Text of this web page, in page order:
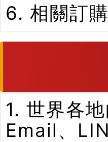
6. 相關訂
1. 世界各
Email、